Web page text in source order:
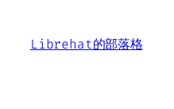
content
Librehat的部落格